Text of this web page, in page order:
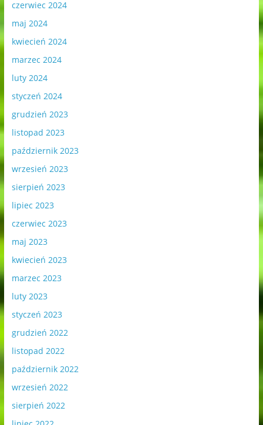
czerwiec 2024
maj 2024
kwiecień 2024
marzec 2024
luty 2024
styczeń 2024
grudzień 2023
listopad 2023
październik 2023
wrzesień 2023
sierpień 2023
lipiec 2023
czerwiec 2023
maj 2023
kwiecień 2023
marzec 2023
luty 2023
styczeń 2023
grudzień 2022
listopad 2022
październik 2022
wrzesień 2022
sierpień 2022